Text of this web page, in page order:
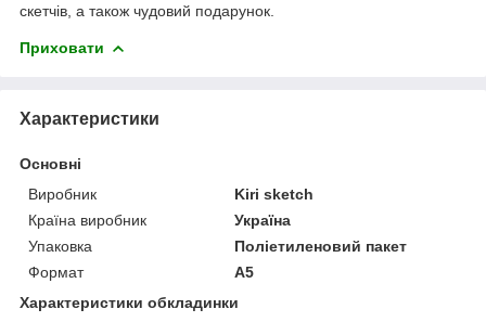
скетчів, а також чудовий подарунок.
Приховати
Характеристики
Основні
Виробник
Kiri sketch
Країна виробник
Україна
Упаковка
Поліетиленовий пакет
Формат
A5
Характеристики обкладинки